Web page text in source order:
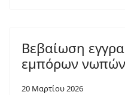
Βεβαίωση
εμπόρων
20 Μαρτίου 2026